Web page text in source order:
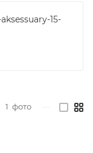
15-
1 фото